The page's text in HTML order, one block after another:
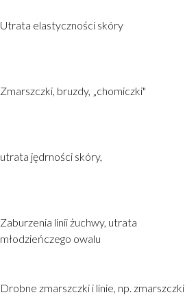
Utrata elastyczności skóry
Zmarszczki, bruzdy, „chomiczki"
utrata jędrności skóry,
Zaburzenia linii żuchwy, utrata
młodzieńczego owalu
Drobne zmarszczki i linie, np. zmarszczki